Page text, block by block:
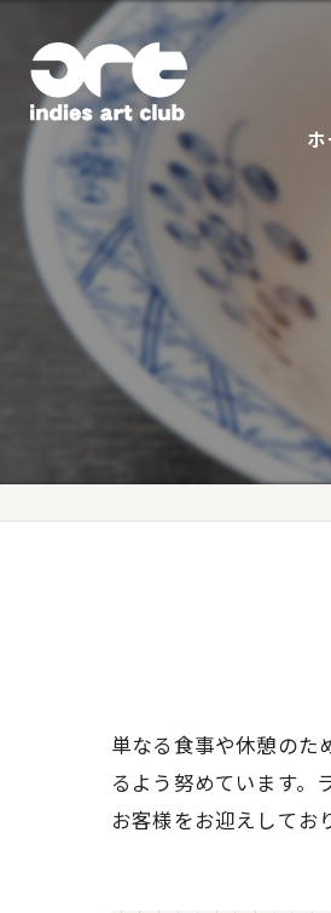
単なる食事や休憩のた
るよう努めています。
お客様をお迎えしてお